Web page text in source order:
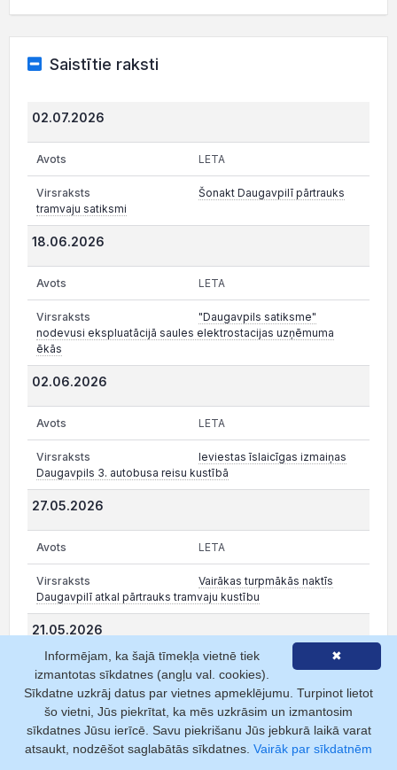
Saistītie raksti
02.07.2026
LETA
Šonakt Daugavpilī pārtrauks
tramvaju satiksmi
18.06.2026
LETA
"Daugavpils satiksme"
nodevusi ekspluatācijā saules elektrostacijas uzņēmuma
ēkās
02.06.2026
LETA
Ieviestas īslaicīgas izmaiņas
Daugavpils 3. autobusa reisu kustībā
27.05.2026
LETA
Vairākas turpmākās naktīs
Daugavpilī atkal pārtrauks tramvaju kustību
21.05.2026
LETA
Šonakt Daugavpilī atkal
pārtrauks tramvaju kustību
09.03.2026
✖
Informējam, ka šajā tīmekļa vietnē tiek
izmantotas sīkdatnes (angļu val. cookies).
Sīkdatne uzkrāj datus par vietnes apmeklējumu. Turpinot lietot
šo vietni, Jūs piekrītat, ka mēs uzkrāsim un izmantosim
sīkdatnes Jūsu ierīcē. Savu piekrišanu Jūs jebkurā laikā varat
atsaukt, nodzēšot saglabātās sīkdatnes. Vairāk par sīkdatnēm